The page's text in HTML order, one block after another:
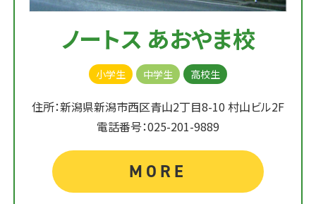
ノートス あおやま校
小学生 中学生 高校生
住所：新潟県新潟市西区青山2丁目8-10 村山ビル2F
電話番号：025-201-9889
MORE